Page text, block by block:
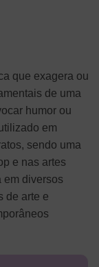
que exagera ou
de uma
humor ou
em
sendo uma
e nas artes
em diversos
de arte e